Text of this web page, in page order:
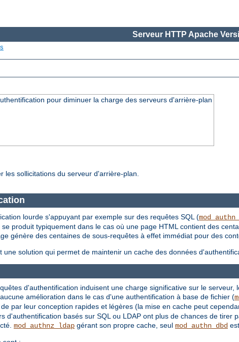
Serveur HTTP Apache
pour diminuer la charge des serveurs d'arrière-plan
les sollicitations du serveur d'arrière-plan.
lourde s'appuyant par exemple sur des requêtes SQL (
produit typiquement dans le cas où une page HTML contient des
génère des centaines de sous-requêtes à effet immédiat pour des
solution qui permet de maintenir un cache des données
d'authentification induisent une charge significative sur le serveur,
amélioration dans le cas d'une authentification à base de fichier (
par leur conception rapides et légères (la mise en cache peut
d'authentification basés sur SQL ou LDAP ont plus de chances de tirer
mod_authnz_ldap gérant son propre cache, seul mod_authn_dbd